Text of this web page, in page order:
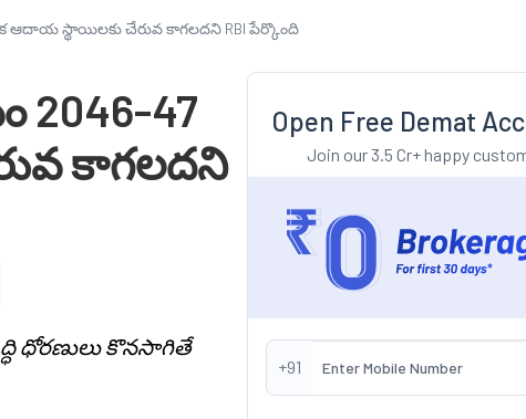
స్థాయిలకు చేరువ కాగలదని RBI పేర్కొంది
47
కాగలదని
ధోరణులు కొనసాగితే
Open Free Demat
Join our 3.5 Cr+ happy
+91